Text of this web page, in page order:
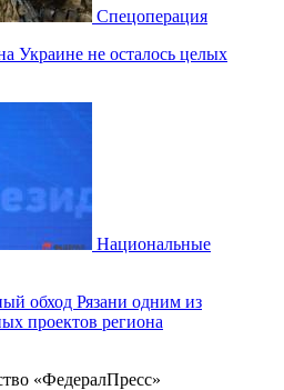
Спецоперация
Украине не осталось целых
Национальные
обход Рязани одним из
проектов региона
«ФедералПресс»